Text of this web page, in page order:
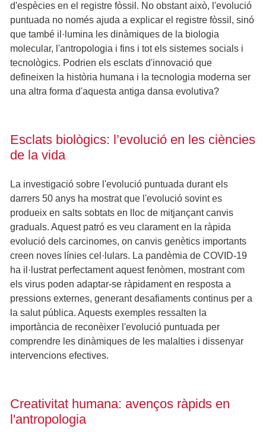
d'espècies en el registre fòssil. No obstant això, l'evolució
puntuada no només ajuda a explicar el registre fòssil, sinó
que també il·lumina les dinàmiques de la biologia
molecular, l'antropologia i fins i tot els sistemes socials i
tecnològics. Podrien els esclats d'innovació que
defineixen la història humana i la tecnologia moderna ser
una altra forma d'aquesta antiga dansa evolutiva?
Esclats biològics: l’evolució en les ciències
de la vida
La investigació sobre l'evolució puntuada durant els
darrers 50 anys ha mostrat que l'evolució sovint es
produeix en salts sobtats en lloc de mitjançant canvis
graduals. Aquest patró es veu clarament en la ràpida
evolució dels carcinomes, on canvis genètics importants
creen noves línies cel·lulars. La pandèmia de COVID-19
ha il·lustrat perfectament aquest fenòmen, mostrant com
els virus poden adaptar-se ràpidament en resposta a
pressions externes, generant desafiaments continus per a
la salut pública. Aquests exemples ressalten la
importància de reconèixer l'evolució puntuada per
comprendre les dinàmiques de les malalties i dissenyar
intervencions efectives.
Creativitat humana: avenços ràpids en
l'antropologia